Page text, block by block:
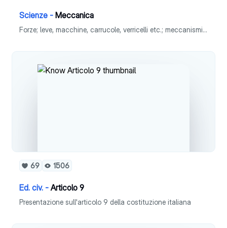
Scienze - Meccanica
Forze; leve, macchine, carrucole, verricelli etc.; meccanismi ed ingranaggi; i motori.
69 1506
Ed. civ. -Articolo 9
Presentazione sull'articolo 9 della costituzione italiana